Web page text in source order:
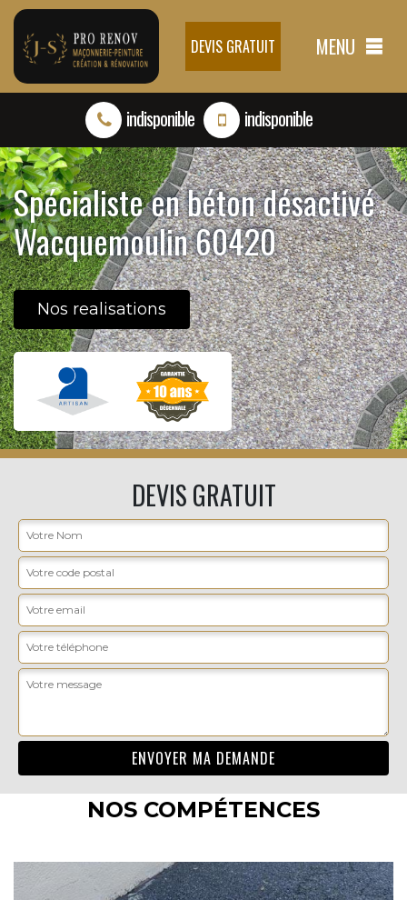
DEVIS GRATUIT MENU
indisponible indisponible
Spécialiste en béton désactivé
Wacquemoulin 60420
Nos realisations
DEVIS GRATUIT
NOS COMPÉTENCES